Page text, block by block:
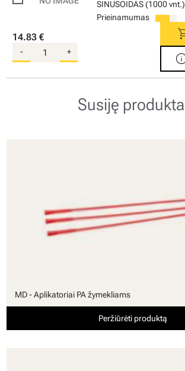
SINUSOIDAS (1000 vnt.)
Prieinamumas
14.83 €
- +
Susiję
MD - Aplikatoriai PA žymekliams
Peržiūrėti produktą